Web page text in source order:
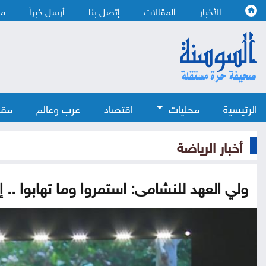
الأخبار المقالات إتصل بنا أرسل خبراً
الرئيسية محليات اقتصاد عرب وعالم
أخبار الرياضة
ولي العهد للنشامى: استمروا وما تهابوا